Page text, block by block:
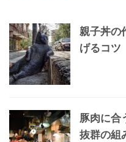
親子丼の
げるコツ
豚肉に合
抜群の組